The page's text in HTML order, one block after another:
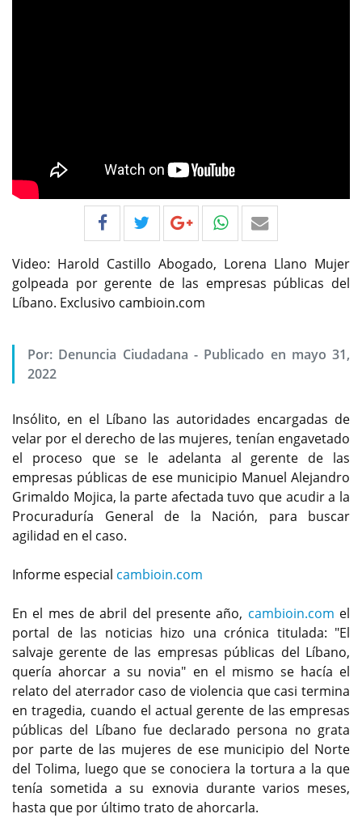
Video: Harold Castillo Abogado, Lorena Llano Mujer
golpeada por gerente de las empresas públicas del
Líbano. Exclusivo cambioin.com
Por: Denuncia Ciudadana - Publicado en mayo 31,
2022
Insólito, en el Líbano las autoridades encargadas de
velar por el derecho de las mujeres, tenían engavetado
el proceso que se le adelanta al gerente de las
empresas públicas de ese municipio Manuel Alejandro
Grimaldo Mojica, la parte afectada tuvo que acudir a la
Procuraduría General de la Nación, para buscar
agilidad en el caso.
Informe especial cambioin.com
En el mes de abril del presente año, cambioin.com el
portal de las noticias hizo una crónica titulada: "El
salvaje gerente de las empresas públicas del Líbano,
quería ahorcar a su novia" en el mismo se hacía el
relato del aterrador caso de violencia que casi termina
en tragedia, cuando el actual gerente de las empresas
públicas del Líbano fue declarado persona no grata
por parte de las mujeres de ese municipio del Norte
del Tolima, luego que se conociera la tortura a la que
tenía sometida a su exnovia durante varios meses,
hasta que por último trato de ahorcarla.